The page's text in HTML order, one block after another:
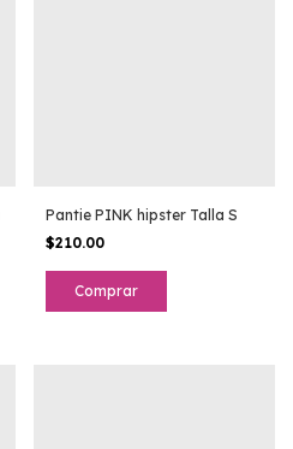
Pantie PINK hipster Talla S
$210.00